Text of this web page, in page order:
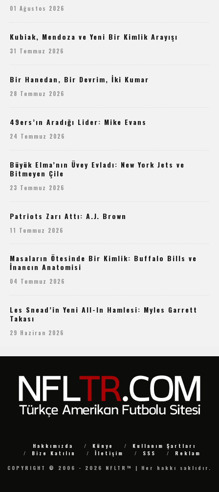
01 Ağustos 2026
Kubiak, Mendoza ve Yeni Bir Kimlik Arayışı
31 Temmuz 2026
Bir Hanedan, Bir Devrim, İki Kumar
28 Temmuz 2026
49ers’ın Aradığı Lider: Mike Evans
24 Temmuz 2026
Büyük Elma’nın Üvey Evladı: New York Jets ve
Bitmeyen Çile
23 Temmuz 2026
Patriots Zarı Attı: A.J. Brown
11 Temmuz 2026
Masaların Ötesinde Bir Kimlik: Buffalo Bills ve
İnancın Anatomisi
04 Temmuz 2026
Les Snead’in Yeni All-In Hamlesi: Myles Garrett
Takası
29 Haziran 2026
Hakkımızda Künye
Kullanım Şartları
Bize Katılın
İletişim SSS
Reklam
COPYRIGHT © 2006 - 2026 NFLTR™ | Her hakkı saklıdır.